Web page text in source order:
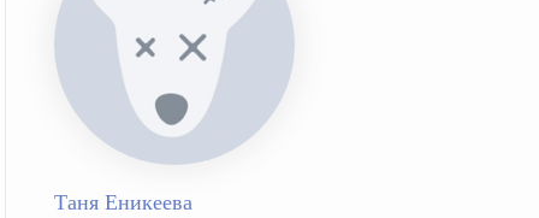
Таня Еникеева